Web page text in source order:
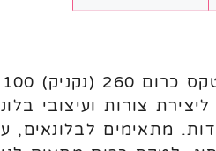
ליצירת צורות ועיצובי